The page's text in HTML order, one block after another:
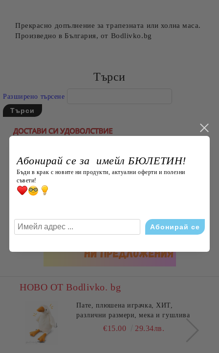
Прекрасно допълнение за трапезната или холна маса.
Произведно в България, от Bodlivko.bg
Търси
Разширено търсене
НОВО ОТ Bodlivko. bg
Пате, плюшена играчка, ХИТ,
различни размери, мека и гушлива
€15.00 29.34лв.
Абонирай се за имейл БЮЛЕТИН!
Бъди в крак с новите ни продукти, актуални оферти и полезни
съвети!